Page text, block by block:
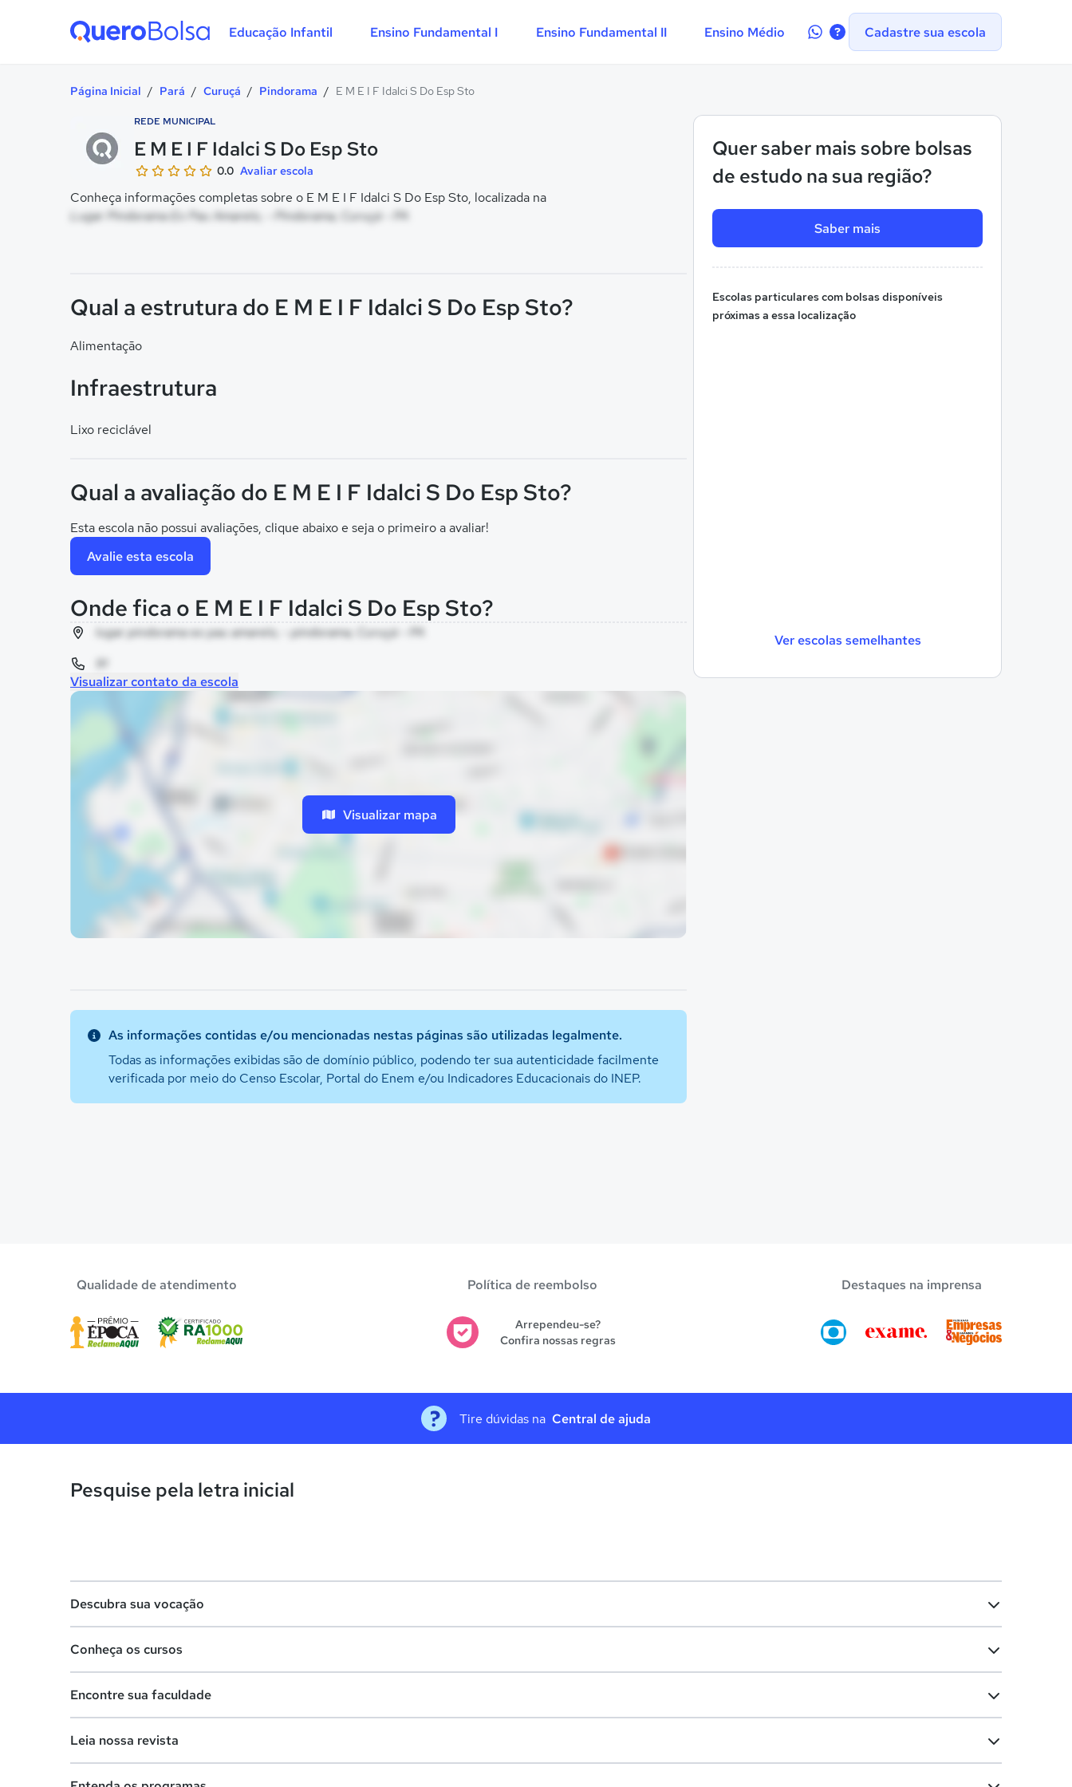
Educação Infantil Ensino Fundamental I Ensino Fundamental II Ensino Médio
Contate-Cadastre sua escola
Página Inicial / Pará / Curuçá / Pindorama / E M E I F Idalci S Do Esp Sto
REDE MUNICIPAL
E M E I F Idalci S Do Esp Sto
0.0 Avaliar escola
Conheça informações completas sobre o E M E I F Idalci S Do Esp Sto, localizada na
Lugar Pindorama Ex Pau Amarelo, - Pindorama, Curuçá - PA
Quer saber mais sobre bolsas
de estudo na sua região?
Saber mais
Escolas particulares com bolsas disponíveis
próximas a essa localização
Ver escolas semelhantes
Qual a estrutura do E M E I F Idalci S Do Esp Sto?
Alimentação
Infraestrutura
Lixo reciclável
Qual a avaliação do E M E I F Idalci S Do Esp Sto?
Esta escola não possui avaliações, clique abaixo e seja o primeiro a avaliar!
Avalie esta escola
Onde fica o E M E I F Idalci S Do Esp Sto?
lugar pindorama ex pau amarelo, - pindorama, Curuçá - PA
Visualizar contato da escola
Visualizar mapa
As informações contidas e/ou mencionadas nestas páginas são utilizadas legalmente.
Todas as informações exibidas são de domínio público, podendo ter sua autenticidade facilmente
verificada por meio do Censo Escolar, Portal do Enem e/ou Indicadores Educacionais do INEP.
Qualidade de atendimento Política de reembolso
Arrependeu-se?
Confira nossas regras
Destaques na imprensa
Tire dúvidas na Central de ajuda
Pesquise pela letra inicial
Descubra sua vocação
Lista de profissões
Conheça os cursos
Cursos de graduação
Encontre sua faculdade
Leia nossa revista